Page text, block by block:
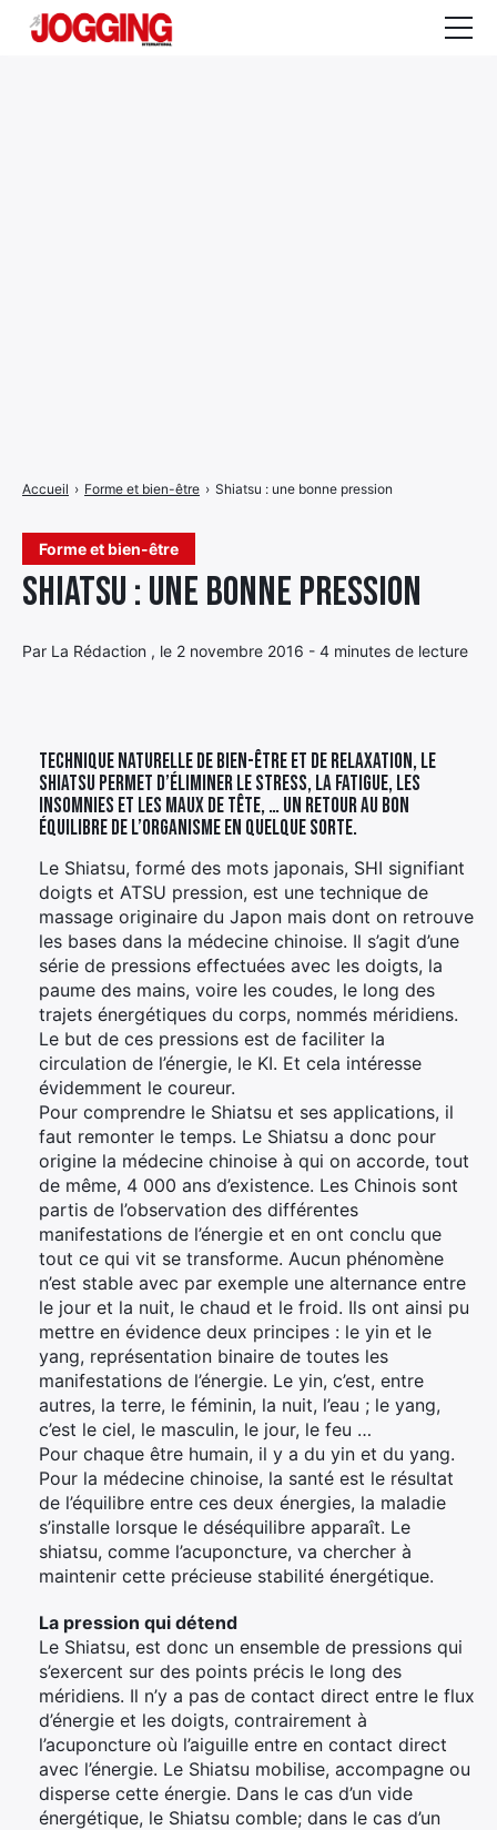
Forme et bien-être
Shiatsu : une bonne pression
Par La Rédaction , le 2 novembre 2016 - 4 minutes de lecture
Accueil › Forme et bien-être › Shiatsu : une bonne pression
Technique naturelle de bien-être et de relaxation, le
shiatsu permet d’éliminer le stress, la fatigue, les
insomnies et les maux de tête, … Un retour au bon
équilibre de l’organisme en quelque sorte.
Le Shiatsu, formé des mots japonais, SHI signifiant
doigts et ATSU pression, est une technique de
massage originaire du Japon mais dont on retrouve
les bases dans la médecine chinoise. Il s’agit d’une
série de pressions effectuées avec les doigts, la
paume des mains, voire les coudes, le long des
trajets énergétiques du corps, nommés méridiens.
Le but de ces pressions est de faciliter la
circulation de l’énergie, le KI. Et cela intéresse
évidemment le coureur.
Pour comprendre le Shiatsu et ses applications, il
faut remonter le temps. Le Shiatsu a donc pour
origine la médecine chinoise à qui on accorde, tout
de même, 4 000 ans d’existence. Les Chinois sont
partis de l’observation des différentes
manifestations de l’énergie et en ont conclu que
tout ce qui vit se transforme. Aucun phénomène
n’est stable avec par exemple une alternance entre
le jour et la nuit, le chaud et le froid. Ils ont ainsi pu
mettre en évidence deux principes : le yin et le
yang, représentation binaire de toutes les
manifestations de l’énergie. Le yin, c’est, entre
autres, la terre, le féminin, la nuit, l’eau ; le yang,
c’est le ciel, le masculin, le jour, le feu …
Pour chaque être humain, il y a du yin et du yang.
Pour la médecine chinoise, la santé est le résultat
de l’équilibre entre ces deux énergies, la maladie
s’installe lorsque le déséquilibre apparaît. Le
shiatsu, comme l’acuponcture, va chercher à
maintenir cette précieuse stabilité énergétique.
La pression qui détend
Le Shiatsu, est donc un ensemble de pressions qui
s’exercent sur des points précis le long des
méridiens. Il n’y a pas de contact direct entre le flux
d’énergie et les doigts, contrairement à
l’acuponcture où l’aiguille entre en contact direct
avec l’énergie. Le Shiatsu mobilise, accompagne ou
disperse cette énergie. Dans le cas d’un vide
énergétique, le Shiatsu comble; dans le cas d’un
menude
menu
de
menu